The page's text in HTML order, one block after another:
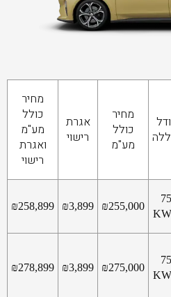
מחיר
כולל
מע"מ
אגרת
רישוי
מחיר
כולל
מע"מ
ואגרת
רישוי
75
₪255,000
₪3,899
₪258,899
75
₪275,000
₪3,899
₪278,899